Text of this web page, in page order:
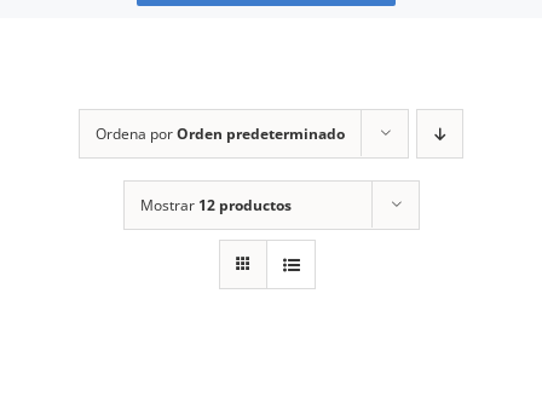
Ordena porOrden predeterminado
Mostrar 12 productos